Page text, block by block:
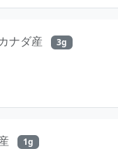
カナダ産 3g
1g